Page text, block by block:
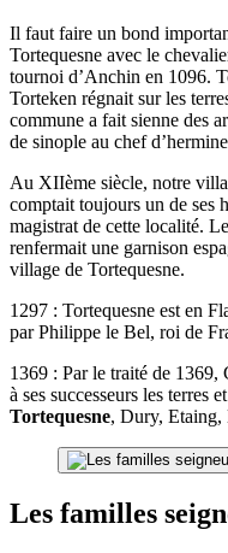
Il faut faire un bond
Tortequesne avec le
tournoi d’Anchin en 1096.
Torteken régnait sur les
commune a fait sienne des
de sinople au chef
Au XIIème siècle, notre
comptait toujours un de ses
magistrat de cette localité.
renfermait une garnison
village de Tortequesne.
1297 : Tortequesne est en
par Philippe le Bel, roi de
1369 : Par le traité de 1369,
à ses successeurs les terres
Tortequesne, Dury, Etaing,
Les familles